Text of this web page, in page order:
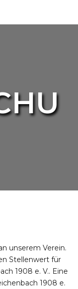
unserem Verein.
Stellenwert für
1908 e. V.. Eine
1908 e.